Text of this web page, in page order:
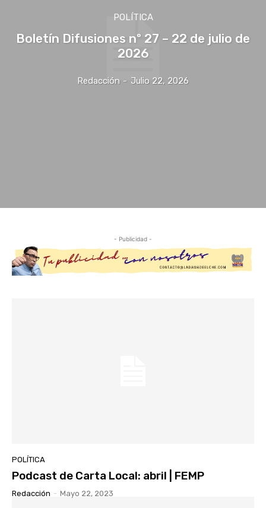
POLÍTICA
Boletín Difusiones nº 27 – 22 de julio de
2026
Redacción - Julio 22, 2026
- Publicidad -
POLÍTICA
Podcast de Carta Local: abril | FEMP
Redacción - Mayo 22, 2023